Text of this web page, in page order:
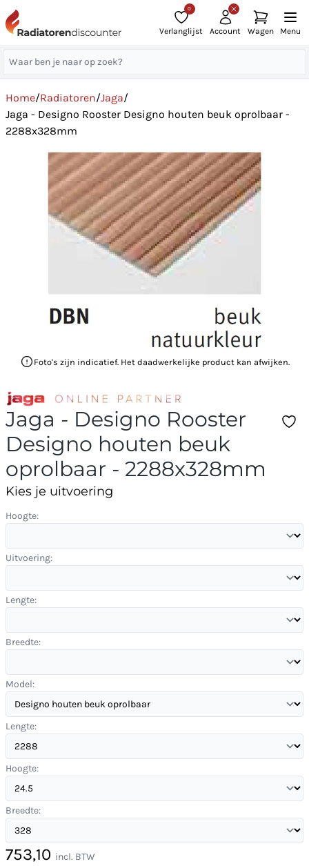
0
Verlanglijst Account Wagen Menu
Home/Radiatoren/Jaga/
Jaga - Designo Rooster Designo houten beuk oprolbaar -
2288x328mm
Foto's zijn indicatief. Het daadwerkelijke product kan afwijken.
Jaga - Designo Rooster
Designo houten beuk
oprolbaar - 2288x328mm
Kies je uitvoering
Hoogte:
Uitvoering:
Lengte:
Breedte:
Model:
Lengte:
Hoogte:
Breedte:
753,10 incl. BTW